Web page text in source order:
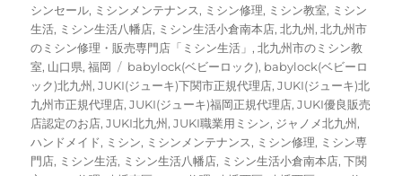
稿
者
稿
日:
テ
ゴ
リ
ー
シンセール, ミシンメンテナンス, ミシン修理, ミシン教室, ミシン
生活, ミシン生活八幡店, ミシン生活小倉南本店,北九州 ,北九州市
のミシン修理・販売専門店「ミシン生活」 ,北九州市のミシン教
室, 山口県,福岡
タ
グ
babylock(ベビーロック), babylock(ベビーロ
ック)北九州 ,JUKI(ジューキ)下関市正規代理店,JUKI(ジューキ)北
九州市正規代理店,JUKI(ジューキ)福岡正規代理店,JUKI優良販売
店認定のお店,JUKI北九州 ,JUKI職業用ミシン, ジャノメ北九州 ,
ハンドメイド, ミシン, ミシンメンテナンス, ミシン修理, ミシン専
門店, ミシン生活, ミシン生活八幡店, ミシン生活小倉南本店,下関